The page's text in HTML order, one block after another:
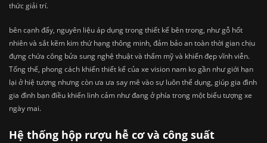
thức giải trí.
bên cạnh đấy, nguyên liệu áp dụng trong thiết kế bên trong, như gỗ hốt
nhiên và sắt kẽm kim thứ hạng thông minh, đảm bảo an toàn thời gian chịu
đựng chứa công bửa sung nghệ thuật và thẩm mỹ và khiến đẹp vĩnh viễn.
Tổng thể, phong cách khiến thiết kế của xe vision nam ko gần như giới hạn
lại ở hiệ tượng nhưng còn ưa ưa say mê vào sự luôn thể dụng, giúp gia đình
gia đình bạn điều khiển linh cảm như đang ở phía trong một biểu tượng xe
ngày mai.
Hệ thống hộp rượu hễ cơ và công suất